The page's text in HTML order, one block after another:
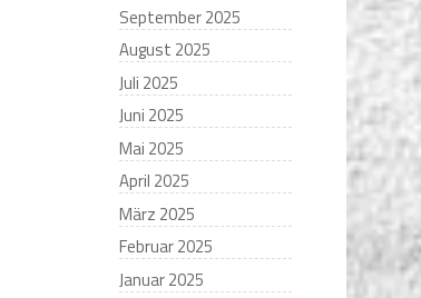
September 2025
August 2025
Juli 2025
Juni 2025
Mai 2025
April 2025
März 2025
Februar 2025
Januar 2025